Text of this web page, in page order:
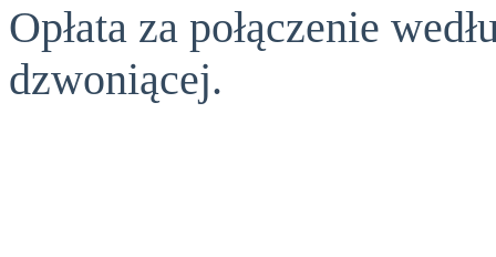
Opłata za połączenie
dzwoniącej.